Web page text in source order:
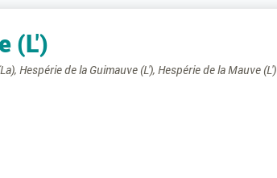
(L')
Hespérie de la Guimauve (L'), Hespérie de la Mauve (L')